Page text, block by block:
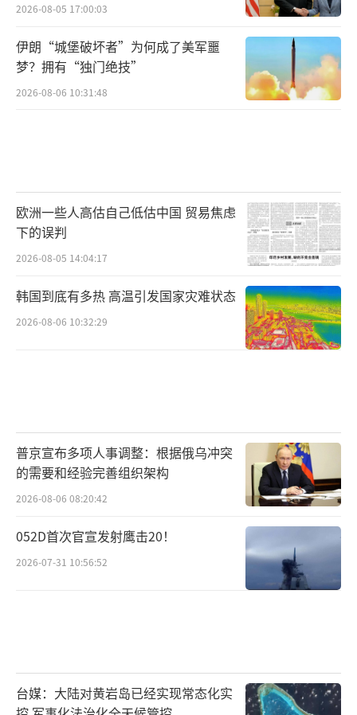
2026-08-05 17:00:03
伊朗“城堡破坏者”为何成了美军噩
梦？拥有“独门绝技”
2026-08-06 10:31:48
欧洲一些人高估自己低估中国 贸易焦虑
下的误判
2026-08-05 14:04:17
韩国到底有多热 高温引发国家灾难状态
2026-08-06 10:32:29
普京宣布多项人事调整：根据俄乌冲突
的需要和经验完善组织架构
2026-08-06 08:20:42
052D首次官宣发射鹰击20！
2026-07-31 10:56:52
台媒：大陆对黄岩岛已经实现常态化实